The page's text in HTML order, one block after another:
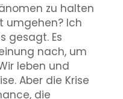
zu halten
umgehen? Ich
gesagt. Es
nach, um
leben und
Aber die Krise
die